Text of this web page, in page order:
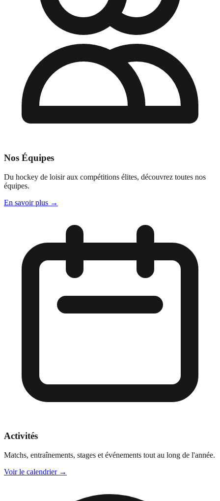
Nos Équipes
Du hockey de loisir aux compétitions élites, découvrez toutes nos
équipes.
En savoir plus →
Activités
Matchs, entraînements, stages et événements tout au long de l'année.
Voir le calendrier→